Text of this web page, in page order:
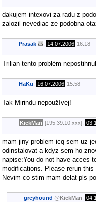
dakujem intexovi za radu z
zalozil nevediac ze podobna
Prasak 14.07.2006 16:18
Trilian tento problém nepostihnul.
HaKu 16.07.2006 15:58
Tak Mirindu nepoužívej!
KickMan [195.39.10.xxx],
mam jiny problem icq sem uz
odinstalovat a kdyz sem ho
napise:You do not have acces
modifications. Please rerun this
Nevim co stim mam delat pls
greyhound @KickMan